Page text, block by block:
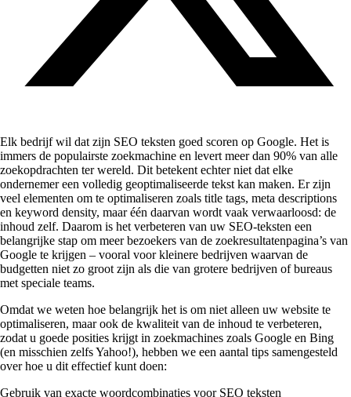
Elk bedrijf wil dat zijn SEO teksten goed scoren op Google. Het is
immers de populairste zoekmachine en levert meer dan 90% van alle
zoekopdrachten ter wereld. Dit betekent echter niet dat elke
ondernemer een volledig geoptimaliseerde tekst kan maken. Er zijn
veel elementen om te optimaliseren zoals title tags, meta descriptions
en keyword density, maar één daarvan wordt vaak verwaarloosd: de
inhoud zelf. Daarom is het verbeteren van uw SEO-teksten een
belangrijke stap om meer bezoekers van de zoekresultatenpagina’s van
Google te krijgen – vooral voor kleinere bedrijven waarvan de
budgetten niet zo groot zijn als die van grotere bedrijven of bureaus
met speciale teams.
Omdat we weten hoe belangrijk het is om niet alleen uw website te
optimaliseren, maar ook de kwaliteit van de inhoud te verbeteren,
zodat u goede posities krijgt in zoekmachines zoals Google en Bing
(en misschien zelfs Yahoo!), hebben we een aantal tips samengesteld
over hoe u dit effectief kunt doen:
Gebruik van exacte woordcombinaties voor SEO teksten